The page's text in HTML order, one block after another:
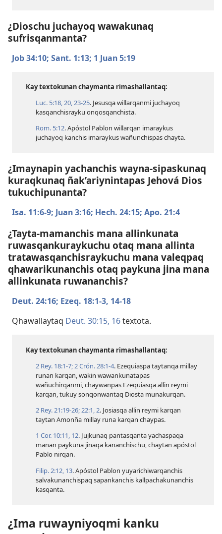
¿Dioschu juchayoq wawakunaq
sufrisqanmanta?
Job 34:10; Sant. 1:13; 1 Juan 5:19
Kay textokunan chaymanta rimashallantaq:
Luc. 5:​18,20,23-25. Jesusqa willarqanmi juchayoq
kasqanchisrayku onqosqanchista.
Rom. 5:12. Apóstol Pablon willarqan imaraykus
juchayoq kanchis imaraykus wañunchispas chayta.
¿Imaynapin yachanchis wayna-sipaskunaq
kuraqkunaq ñak’ariynintapas Jehová Dios
tukuchipunanta?
Isa. 11:​6-9; Juan 3:16; Hech. 24:15; Apo. 21:4
¿Tayta-mamanchis mana allinkunata
ruwasqankuraykuchu otaq mana allinta
tratawasqanchisraykuchu mana valeqpaq
qhawarikunanchis otaq paykuna jina mana
allinkunata ruwananchis?
Deut. 24:16; Ezeq. 18:​1-3, 14-18
Qhawallaytaq Deut. 30:​15, 16textota.
Kay textokunan chaymanta rimashallantaq:
2 Rey. 18:​1-7;2 Crón. 28:​1-4. Ezequiaspa taytanqa millay
runan karqan, wakin wawankunatapas
wañuchirqanmi, chaywanpas Ezequiasqa allin reymi
karqan, tukuy sonqonwantaq Diosta munakurqan.
2 Rey. 21:​19-26;22:​1, 2. Josiasqa allin reymi karqan
taytan Amonña millay runa karqan chaypas.
1 Cor. 10:​11, 12. Jujkunaq pantasqanta yachaspaqa
manan paykuna jinaqa kananchischu, chaytan apóstol
Pablo nirqan.
Filip. 2:​12, 13. Apóstol Pablon yuyarichiwarqanchis
salvakunanchispaq sapankanchis kallpachakunanchis
kasqanta.
¿Ima ruwayniyoqmi kanku